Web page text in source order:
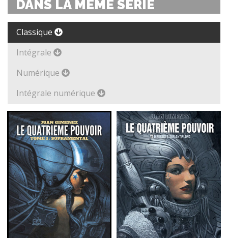
DANS LA MÊME SÉRIE
Classique
Intégrale
Numérique
Intégrale numérique